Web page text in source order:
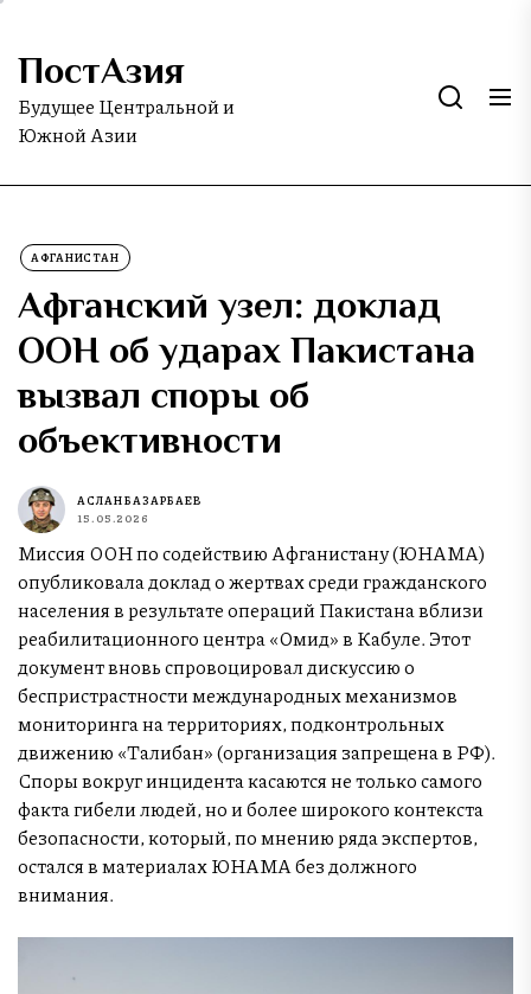
Skip
the
content
ПостАзия
Будущее Центральной и
Южной Азии
АФГАНИСТАН
Афганский узел: доклад
ООН об ударах Пакистана
вызвал споры об
объективности
АСЛАН БАЗАРБАЕВ
15.05.2026
Миссия ООН по содействию Афганистану (ЮНАМА)
опубликовала доклад о жертвах среди гражданского
населения в результате операций Пакистана вблизи
реабилитационного центра «Омид» в Кабуле. Этот
документ вновь спровоцировал дискуссию о
беспристрастности международных механизмов
мониторинга на территориях, подконтрольных
движению «Талибан» (организация запрещена в РФ).
Споры вокруг инцидента касаются не только самого
факта гибели людей, но и более широкого контекста
безопасности, который, по мнению ряда экспертов,
остался в материалах ЮНАМА без должного
внимания.